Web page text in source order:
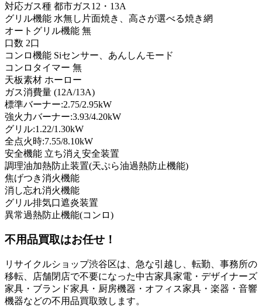
対応ガス種 都市ガス12・13A
グリル機能 水無し片面焼き、高さが選べる焼き網
オートグリル機能 無
口数 2口
コンロ機能 Siセンサー、あんしんモード
コンロタイマー 無
天板素材 ホーロー
ガス消費量 (12A/13A)
標準バーナー:2.75/2.95kW
強火力バーナー:3.93/4.20kW
グリル:1.22/1.30kW
全点火時:7.55/8.10kW
安全機能 立ち消え安全装置
調理油加熱防止装置(天ぷら油過熱防止機能)
焦げつき消火機能
消し忘れ消火機能
グリル排気口遮炎装置
異常過熱防止機能(コンロ)
不用品買取はお任せ！
リサイクルショップ渋谷区は、急な引越し、転勤、事務所の
移転、店舗閉店で不要になった中古家具家電・デザイナーズ
家具・ブランド家具・厨房機器・オフィス家具・楽器・音響
機器などの不用品買取致します。